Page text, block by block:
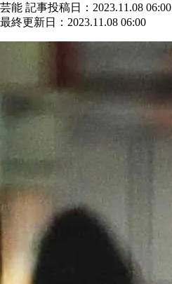
芸能 記事投稿日：2023.11.08 06:00
最終更新日：2023.11.08 06:00